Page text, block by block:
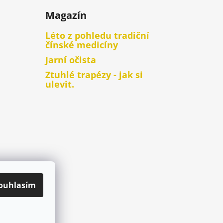
Magazín
Léto z pohledu tradiční
čínské medicíny
Jarní očista
Ztuhlé trapézy - jak si
ulevit.